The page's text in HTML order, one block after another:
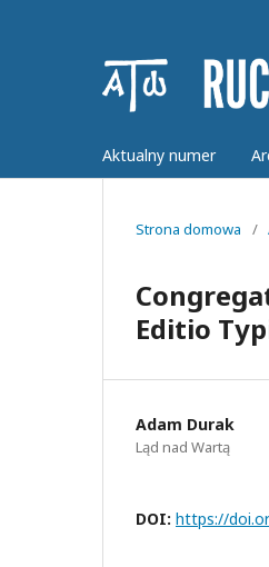
Aktualny numer
Strona domowa /
Editio
Adam Durak
Ląd nad Wartą
DOI: https://